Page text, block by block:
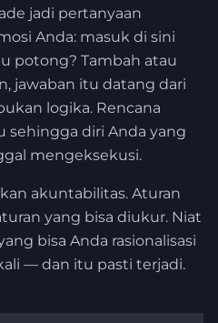
jadi pertanyaan
Anda: masuk di sini
potong? Tambah atau
jawaban itu datang dari
logika. Rencana
sehingga diri Anda yang
mengeksekusi.
akuntabilitas. Aturan
yang bisa diukur. Niat
bisa Anda rasionalisasi
— dan itu pasti terjadi.